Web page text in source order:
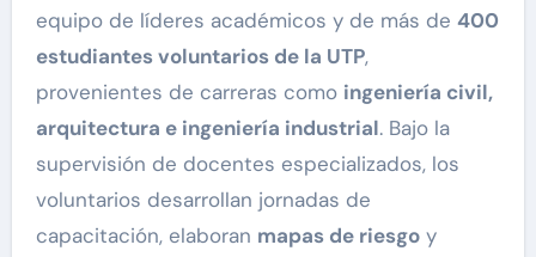
equipo de líderes académicos y de más de 400
estudiantes voluntarios de la UTP,
provenientes de carreras como ingeniería civil,
arquitectura e ingeniería industrial. Bajo la
supervisión de docentes especializados, los
voluntarios desarrollan jornadas de
capacitación, elaboran mapas de riesgoy